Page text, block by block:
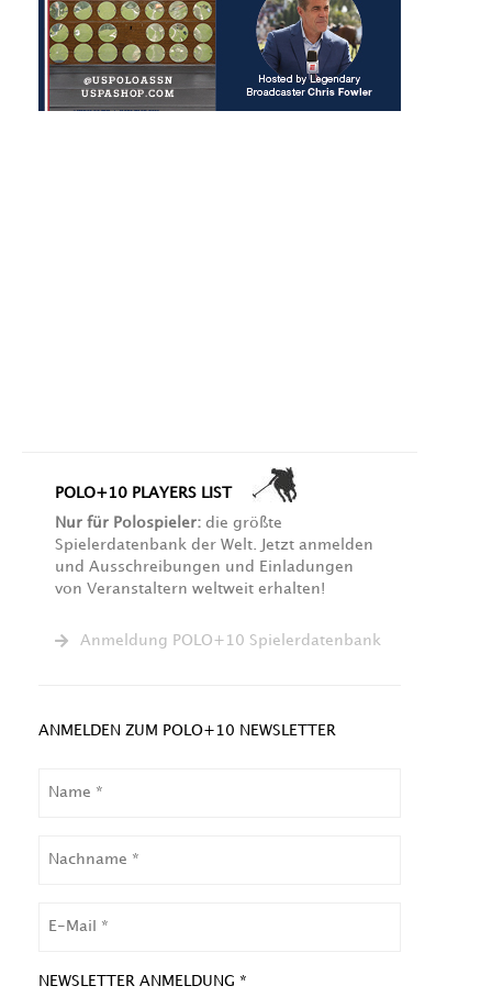
POLO+10 PLAYERS LIST
Nur für Polospieler: die größte
Spielerdatenbank der Welt. Jetzt anmelden
und Ausschreibungen und Einladungen
von Veranstaltern weltweit erhalten!
Anmeldung POLO+10 Spielerdatenbank
ANMELDEN ZUM POLO+10 NEWSLETTER
NEWSLETTER ANMELDUNG *